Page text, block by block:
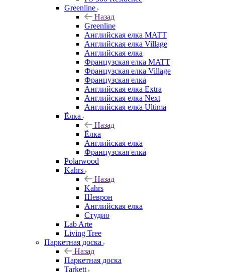
Greenline
Назад
Greenline
Английская елка MATT
Английская елка Village
Английская елка
Французская елка MATT
Французская елка Village
Французская елка
Английская елка Extra
Английская елка Next
Английская елка Ultima
Ёлка
Назад
Ёлка
Английская елка
Французская елка
Polarwood
Kahrs
Назад
Kahrs
Шеврон
Английская елка
Студио
Lab Arte
Living Tree
Паркетная доска
Назад
Паркетная доска
Tarkett